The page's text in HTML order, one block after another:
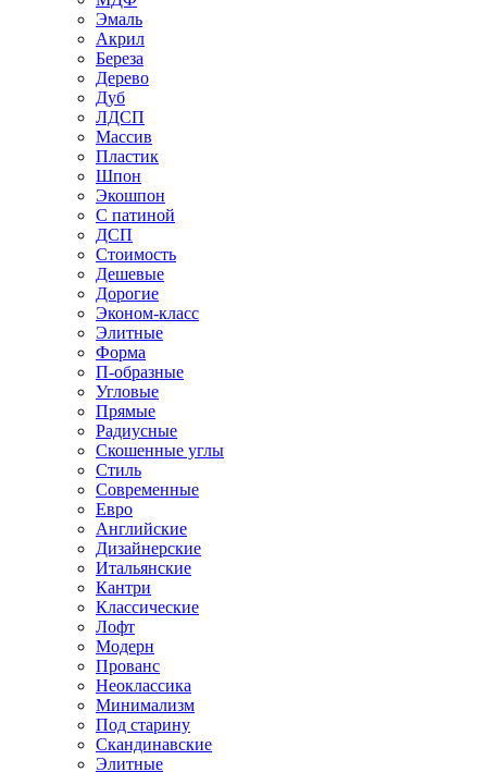
Эмаль
Акрил
Береза
Дерево
Дуб
ЛДСП
Массив
Пластик
Шпон
Экошпон
С патиной
ДСП
Стоимость
Дешевые
Дорогие
Эконом-класс
Элитные
Форма
П-образные
Угловые
Прямые
Радиусные
Скошенные углы
Стиль
Современные
Евро
Английские
Дизайнерские
Итальянские
Кантри
Классические
Лофт
Модерн
Прованс
Неоклассика
Минимализм
Под старину
Скандинавские
Элитные